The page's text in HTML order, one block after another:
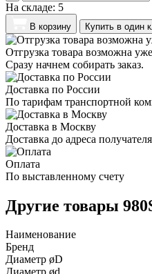
На складе: 5
В корзину Купить в один
Отгрузка товара возможна
Сразу начнем собирать заказ.
Доставка по России
По тарифам транспортной
Доставка в Москву
Доставка до адреса
Оплата
По выставленному счету
Другие товары
Наименование
Бренд
Диаметр øD